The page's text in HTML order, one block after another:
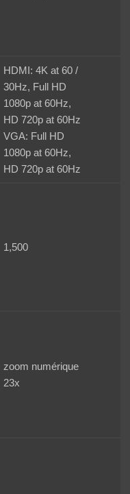
HDMI: 4K at 60 /
30Hz, Full HD
1080p at 60Hz,
HD 720p at 60Hz
VGA: Full HD
1080p at 60Hz,
HD 720p at 60Hz
1,500
zoom numérique
23x